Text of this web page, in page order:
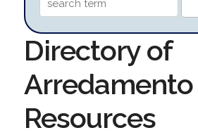
Directory of
Arredamento
Resources